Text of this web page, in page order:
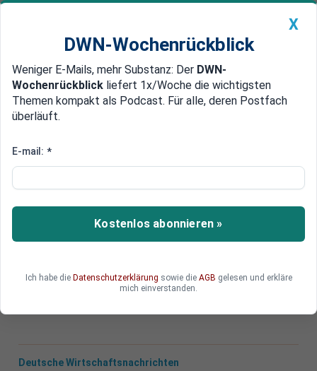
Newsticker MEIN DWN: Geldanlage Premium
Edelmetalle DWN-Magazin China
ExxonMobil geschlagen
USA abgehängt: PetroChina ist
größter Öl-Konzern der Welt
Chinas Energie-Riese PetroChina ist aufgrund
Aufgrund des Konkurrenz-Kampfes können die
Deutsche Wirtschaftsnachrichten
X
DWN-Wochenrückblick
Weniger E-Mails, mehr Substanz: Der DWN-
Wochenrückblick liefert 1x/Woche die wichtigsten
Themen kompakt als Podcast. Für alle, deren Postfach
überläuft.
E-mail: *
Kostenlos abonnieren »
Ich habe die Datenschutzerklärung sowie die AGB gelesen und erkläre
mich einverstanden.